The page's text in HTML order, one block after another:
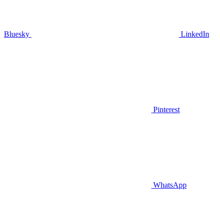
Bluesky LinkedIn
Pinterest
WhatsApp